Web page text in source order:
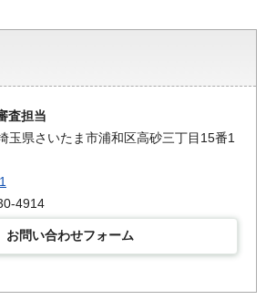
査担当
玉県さいたま市浦和区高砂三丁目15番1
4914
お問い合わせフォーム